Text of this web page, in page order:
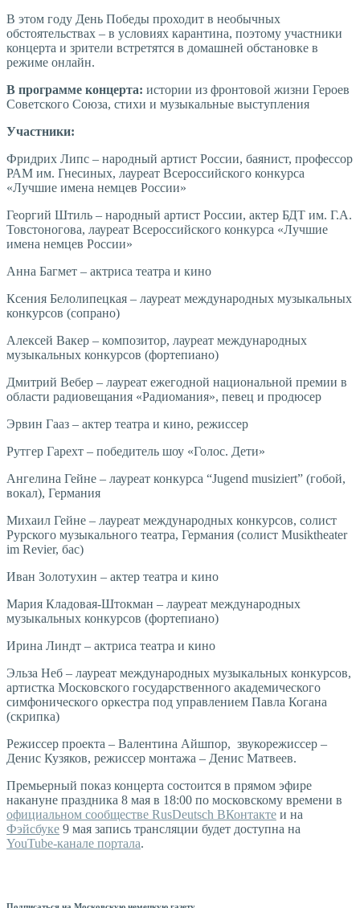
В этом году День Победы проходит в необычных
обстоятельствах – в условиях карантина, поэтому участники
концерта и зрители встретятся в домашней обстановке в
режиме онлайн.
В программе концерта: истории из фронтовой жизни Героев
Советского Союза, стихи и музыкальные выступления
Участники:
Фридрих Липс – народный артист России, баянист, профессор
РАМ им. Гнесиных, лауреат Всероссийского конкурса
«Лучшие имена немцев России»
Георгий Штиль – народный артист России, актер БДТ им. Г.А.
Товстоногова, лауреат Всероссийского конкурса «Лучшие
имена немцев России»
Анна Багмет – актриса театра и кино
Ксения Белолипецкая – лауреат международных музыкальных
конкурсов (сопрано)
Алексей Вакер – композитор, лауреат международных
музыкальных конкурсов (фортепиано)
Дмитрий Вебер – лауреат ежегодной национальной премии в
области радиовещания «Радиомания», певец и продюсер
Эрвин Гааз – актер театра и кино, режиссер
Рутгер Гарехт – победитель шоу «Голос. Дети»
Ангелина Гейне – лауреат конкурса “Jugend musiziert” (гобой,
вокал), Германия
Михаил Гейне – лауреат международных конкурсов, солист
Рурского музыкального театра, Германия (солист Musiktheater
im Revier, бас)
Иван Золотухин – актер театра и кино
Мария Кладовая-Штокман – лауреат международных
музыкальных конкурсов (фортепиано)
Ирина Линдт – актриса театра и кино
Эльза Неб – лауреат международных музыкальных конкурсов,
артистка Московского государственного академического
симфонического оркестра под управлением Павла Когана
(скрипка)
Режиссер проекта – Валентина Айшпор, звукорежиссер –
Денис Кузяков, режиссер монтажа – Денис Матвеев.
Премьерный показ концерта состоится в прямом эфире
накануне праздника 8 мая в 18:00 по московскому времени в
официальном сообществе RusDeutsch ВКонтакте и на
Фэйсбуке 9 мая запись трансляции будет доступна на
YouTube-канале портала.